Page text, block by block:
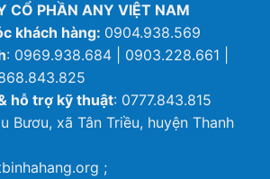
CỔ PHẦN ANY VIỆT NAM
khách hàng: 0904.938.569
: 0969.938.684 | 0903.228.661 |
hỗ trợ kỹ thuật: 0777.843.815
Bươu, xã Tân Triều, huyện Thanh
;